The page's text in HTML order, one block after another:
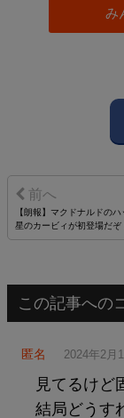
み
【朗報】マクドナルドの
星のカービィが初登場だぞ
この記事への
匿名 2024年2月
見てるけど
結局どうす